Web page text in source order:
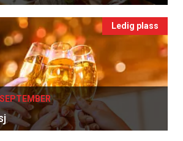
Ledig plass